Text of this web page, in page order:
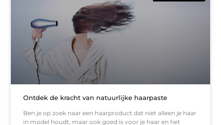
Ontdek de kracht van natuurlijke haarpaste
Ben je op zoek naar een haarproduct dat niet alleen je haar
in model houdt, maar ook goed is voor je haar en het